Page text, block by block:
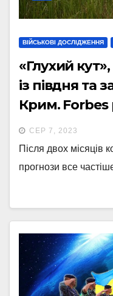
ВІЙСЬКОВІ ДОСЛІДЖЕННЯ
«Глухий
із півдня та
Крим. Forbes
можливі
ЗСУ
СЕР 7, 2023
Після двох місяців
прогнози все